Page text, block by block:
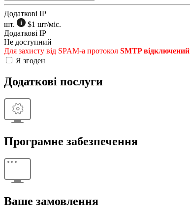
Додаткові IP
шт.
$1 шт/міс.
Додаткові IP
Не доступний
Для захисту від SPAM-а протокол SMTP відключений
Я згоден
Додаткові послуги
Програмне забезпечення
Ваше замовлення